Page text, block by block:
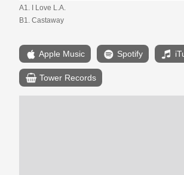
A1. I Love L.A.
B1. Castaway
Apple Music Spotify
Tower Records